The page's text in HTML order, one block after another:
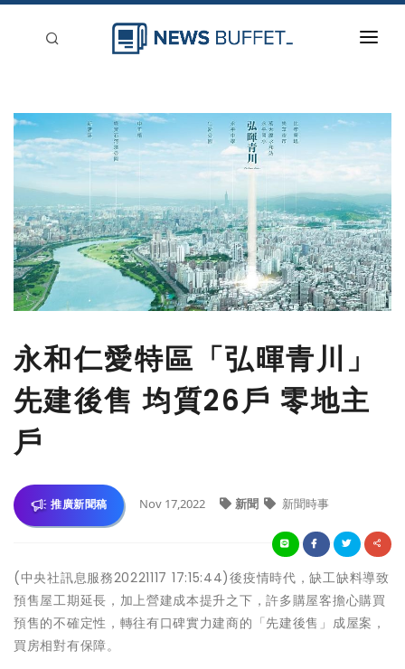
新聞稿分類
登入
刊登
永和仁愛特區「弘暉青川」
先建後售 均質26戶 零地主
戶
推廣新聞稿 Nov 17,2022 新聞 新聞時事
(中央社訊息服務20221117 17:15:44)後疫情時代，缺工缺料導致
預售屋工期延長，加上營建成本提升之下，許多購屋客擔心購買
預售的不確定性，轉往有口碑實力建商的「先建後售」成屋案，
買房相對有保障。